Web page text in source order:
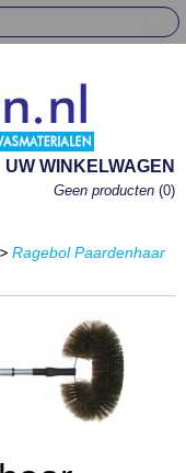
UW WINKELWAGEN
Geen producten (0)
> Ragebol Paardenhaar